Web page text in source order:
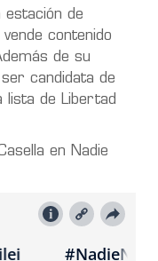
estación de
contenido
de su
candidata de
de Libertad
en Nadie